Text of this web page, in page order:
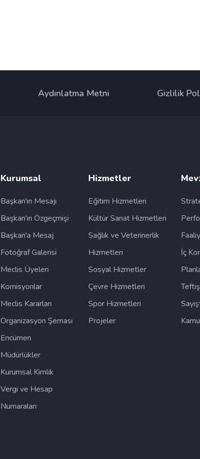
Aydınlatma Metni Gizlilik
Kurumsal
Başkan'ın Mesajı
Başkan'ın Özgeçmişi
Başkan'a Mesaj
Fotoğraf Galerisi
Meclis Üyeleri
Komisyonlar
Meclis Kararları
Organizasyon Şeması
Encümen
Müdürlükler
Kurumsal Kimlik
Vergi ve Hesap
Numaraları
Hizmetler
Eğitim Hizmetleri
Kültür Sanat Hizmetleri
Sağlık ve Veterinerlik
Hizmetleri
Sosyal Hizmetler
Çevre Hizmetleri
Spor Hizmetleri
Projeler
İç